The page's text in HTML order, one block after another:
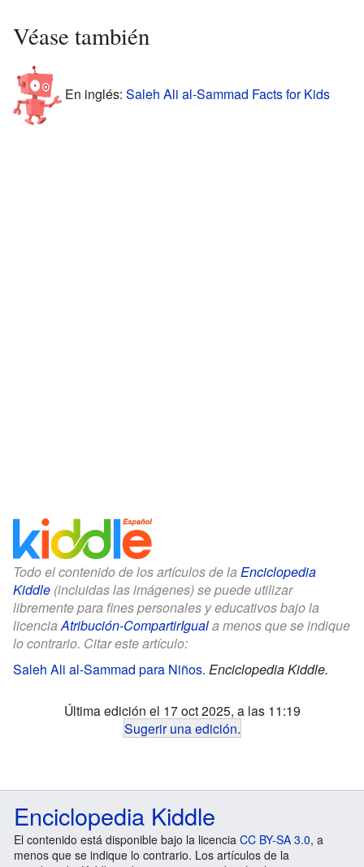
Véase también
En inglés: Saleh Ali al-Sammad Facts for Kids
Todo el contenido de los artículos de la Enciclopedia
Kiddle (incluidas las imágenes) se puede utilizar
libremente para fines personales y educativos bajo la
licenciaAtribución-CompartirIguala menos que se indique
lo contrario. Citar este artículo:
Saleh Ali al-Sammad para Niños. Enciclopedia Kiddle.
Última edición el 17 oct 2025, a las 11:19
Sugerir una edición.
Enciclopedia Kiddle
El contenido está disponible bajo la licencia CC BY-SA 3.0, a
menos que se indique lo contrario. Los artículos de la